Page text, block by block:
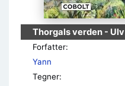
Thorgals verden - Ulv
Forfatter:
Yann
Tegner: